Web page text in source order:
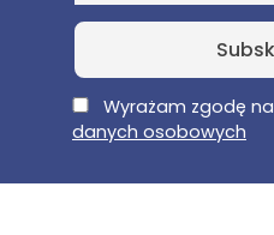
E-MailWyrażam zgodę na
danych osobowych